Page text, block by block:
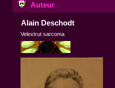
Auteur
Alain Deschodt
Velextrut sarcoma